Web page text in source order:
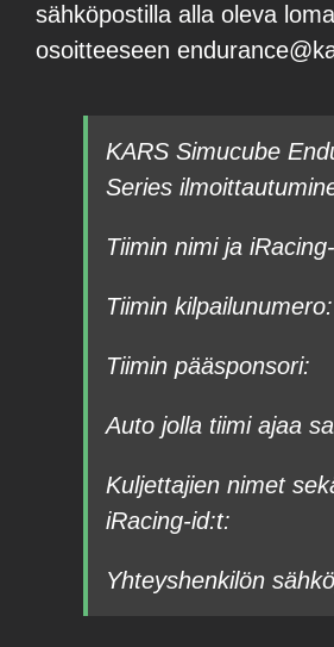
sähköpostilla alla oleva
osoitteeseen
KARS Simucube
Series
Tiimin nimi ja
Tiimin kilpailunumero:
Tiimin pääsponsori:
Auto jolla tiimi ajaa
Kuljettajien nimet
iRacing-id:t:
Yhteyshenkilön